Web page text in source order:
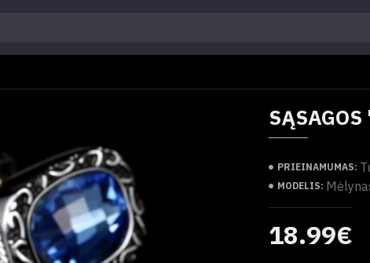
PRIEINAMUMAS:
MODELIS:
18.99€